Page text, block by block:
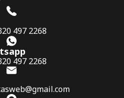
497 2268
497 2268